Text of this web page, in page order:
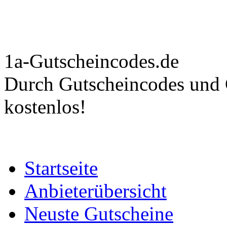
1a-Gutscheincodes.de
Durch Gutscheincodes
kostenlos!
Startseite
Anbieterübersicht
Neuste Gutscheine